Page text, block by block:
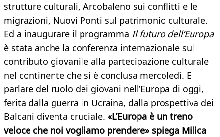
strutture culturali, Arcobaleno sui conflitti e le
migrazioni, Nuovi Ponti sul patrimonio culturale.
Ed a inaugurare il programma Il futuro dell’Europa
è stata anche la conferenza internazionale sul
contributo giovanile alla partecipazione culturale
nel continente che si è conclusa mercoledì. E
parlare del ruolo dei giovani nell’Europa di oggi,
ferita dalla guerra in Ucraina, dalla prospettiva dei
Balcani diventa cruciale. «L’Europa è un treno
veloce che noi vogliamo prendere» spiega Milica